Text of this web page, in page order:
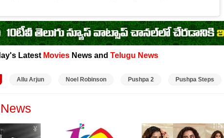
Latest Movies News and Telugu News
Allu Arjun Noel Robinson Pushpa 2 Pushpa Steps